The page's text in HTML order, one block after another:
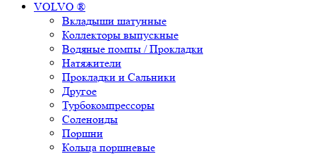
VOLVO ®
Вкладыши шатунные
Коллекторы выпускные
Водяные помпы / Прокладки
Натяжители
Прокладки и Сальники
Другое
Турбокомпрессоры
Соленоиды
Поршни
Кольца поршневые